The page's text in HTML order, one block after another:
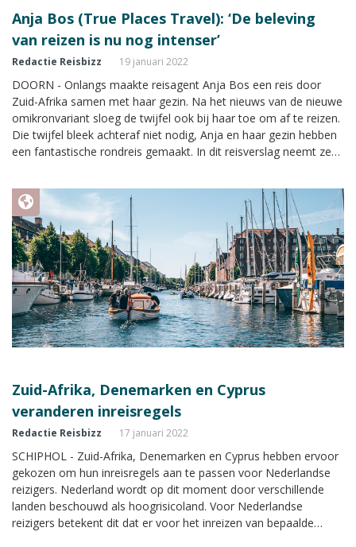
Anja Bos (True Places Travel): ‘De beleving
van reizen is nu nog intenser’
Redactie Reisbizz 19 januari 2022
DOORN - Onlangs maakte reisagent Anja Bos een reis door
Zuid-Afrika samen met haar gezin. Na het nieuws van de nieuwe
omikronvariant sloeg de twijfel ook bij haar toe om af te reizen.
Die twijfel bleek achteraf niet nodig, Anja en haar gezin hebben
een fantastische rondreis gemaakt. In dit reisverslag neemt ze
Zuid-Afrika, Denemarken en Cyprus
veranderen inreisregels
Redactie Reisbizz 17 januari 2022
SCHIPHOL - Zuid-Afrika, Denemarken en Cyprus hebben ervoor
gekozen om hun inreisregels aan te passen voor Nederlandse
reizigers. Nederland wordt op dit moment door verschillende
landen beschouwd als hoogrisicoland. Voor Nederlandse
reizigers betekent dit dat er voor het inreizen van bepaalde